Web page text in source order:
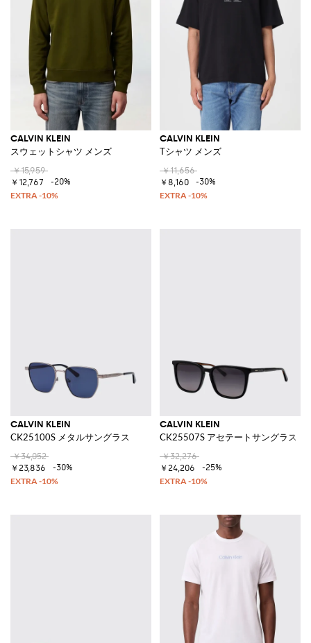
CALVIN KLEIN
スウェットシャツ メンズ
￥15,959
￥12,767
-20%
CALVIN KLEIN
Tシャツ メンズ
￥11,656
￥8,160
-30%
CALVIN KLEIN
CK25100S メタルサングラス
￥34,052
￥23,836
-30%
CALVIN KLEIN
CK25507S アセテートサングラス
￥32,276
￥24,206
-25%